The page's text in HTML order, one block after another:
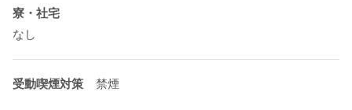
寮・社宅
なし
受動喫煙対策 禁煙